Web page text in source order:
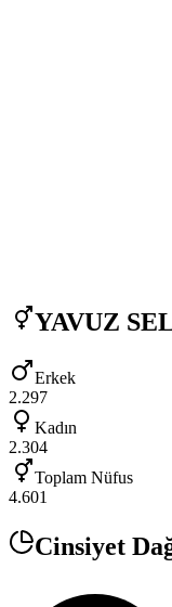
YAVUZ
Erkek
2.297
Kadın
2.304
Toplam Nüfus
4.601
Cinsiyet